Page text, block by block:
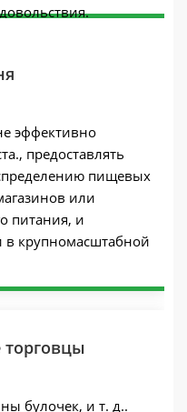
эффективно
предоставлять
пищевых
или
питания, и
в крупномасштабной
булочек, и т. д..